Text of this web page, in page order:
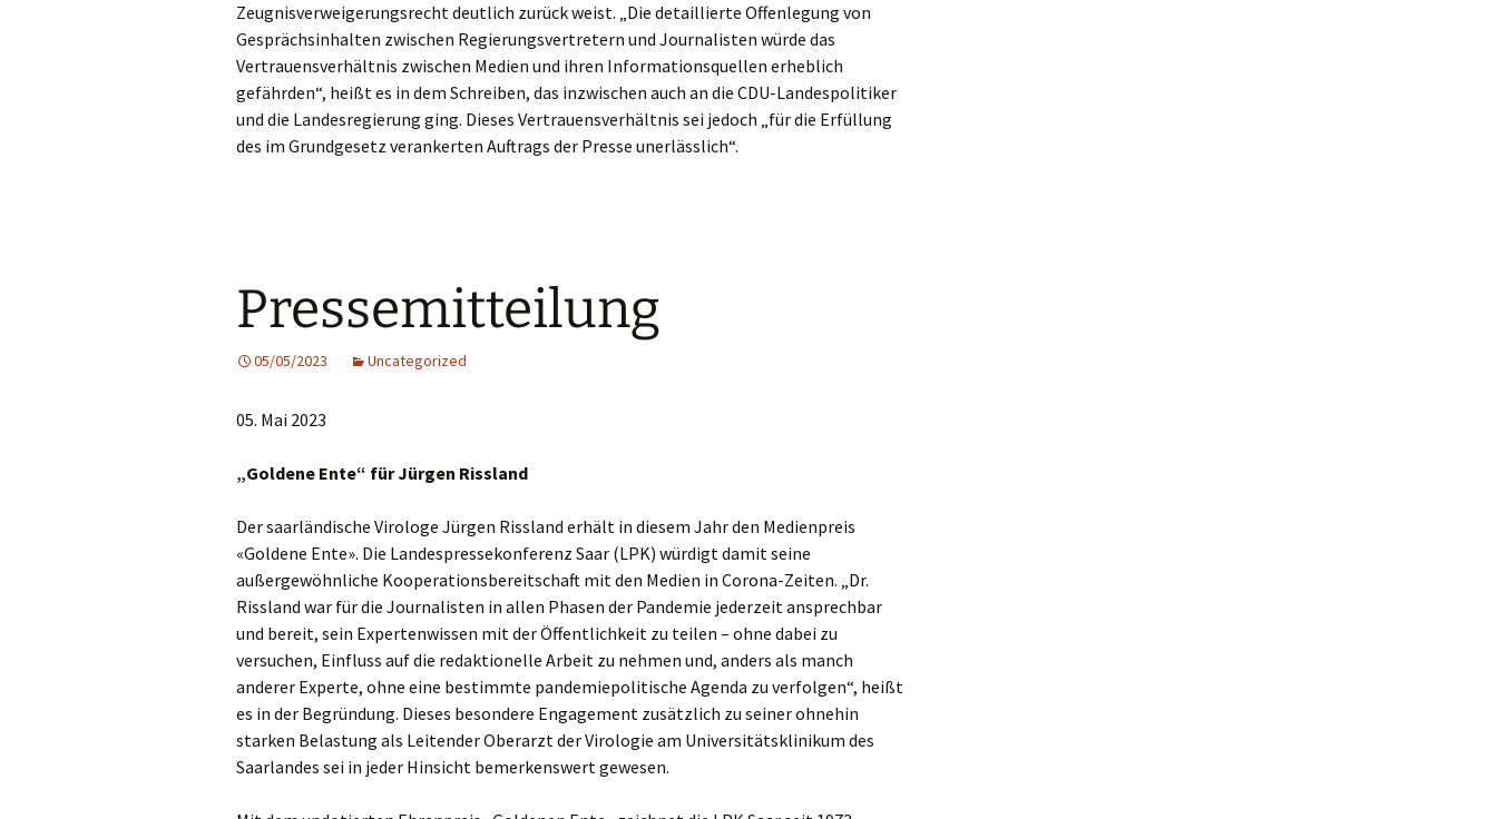
Zeugnisverweigerungsrecht deutlich zurück weist. „Die detaillierte Offenlegung von
Gesprächsinhalten zwischen Regierungsvertretern und Journalisten würde das
Vertrauensverhältnis zwischen Medien und ihren Informationsquellen erheblich
gefährden“, heißt es in dem Schreiben, das inzwischen auch an die CDU-Landespolitiker
und die Landesregierung ging. Dieses Vertrauensverhältnis sei jedoch „für die Erfüllung
des im Grundgesetz verankerten Auftrags der Presse unerlässlich“.
Pressemitteilung
05/05/2023 Uncategorized
05. Mai 2023
„Goldene Ente“ für Jürgen Rissland
Der saarländische Virologe Jürgen Rissland erhält in diesem Jahr den Medienpreis
«Goldene Ente». Die Landespressekonferenz Saar (LPK) würdigt damit seine
außergewöhnliche Kooperationsbereitschaft mit den Medien in Corona-Zeiten. „Dr.
Rissland war für die Journalisten in allen Phasen der Pandemie jederzeit ansprechbar
und bereit, sein Expertenwissen mit der Öffentlichkeit zu teilen – ohne dabei zu
versuchen, Einfluss auf die redaktionelle Arbeit zu nehmen und, anders als manch
anderer Experte, ohne eine bestimmte pandemiepolitische Agenda zu verfolgen“, heißt
es in der Begründung. Dieses besondere Engagement zusätzlich zu seiner ohnehin
starken Belastung als Leitender Oberarzt der Virologie am Universitätsklinikum des
Saarlandes sei in jeder Hinsicht bemerkenswert gewesen.